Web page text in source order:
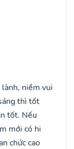
niềm vui
thì tốt
tốt. Nếu
mới có hi
chức cao